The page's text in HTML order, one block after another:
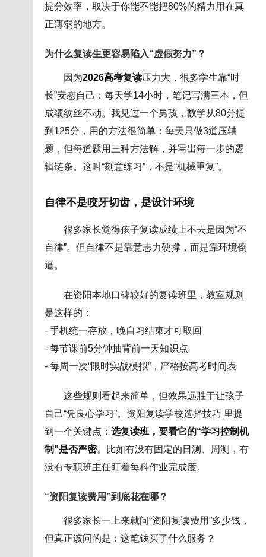
提分效率，取决于你能不能把80%的精力用在真
正薄弱的地方。
为什么复读生更容易陷入“虚假努力”？
因为2026高考复读压力大，很多学生靠“时
长”安慰自己：每天学14小时，笔记写满三本，但
成绩纹丝不动。我见过一个男孩，数学从80分提
到125分，用的方法很简单：每天只做3道压轴
题，但每道题用三种方法解，并写出每一步的逻
辑链条。这叫“刻意练习”，不是“机械重复”。
自律不是咬牙切齿，是设计环境
很多家长觉得孩子复读成绩上不去是因为“不
自律”。但自律不是靠意志力硬撑，而是靠环境倒
逼。
在资阳本地口碑较好的复读班里，教室规则
是这样的：
- 手机统一存放，晚自习结束才可取回
- 每节课前5分钟抽背前一天知识点
- 每周一次“限时实战模拟”，严格按高考时间表
这些规则看起来简单，但效果远胜于让孩子
自己“凭良心学习”。资阳复读学校选择技巧 里提
到一个关键点： 选复读班，要看它的“学习控制机
制”是否严密。比如有没有固定的日测、周测，有
没有专职班主任盯着每科作业完成度。
“资阳复读费用”到底花在哪？
很多家长一上来就问“资阳复读费用”多少钱，
但真正该问的是：这笔钱买了什么服务？